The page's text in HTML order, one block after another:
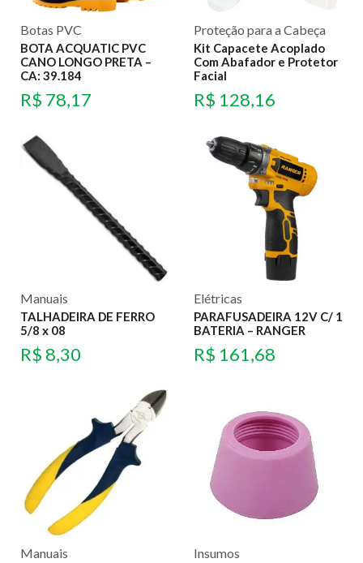
Botas PVC
BOTA ACQUATIC PVC
CANO LONGO PRETA –
CA: 39.184
R$ 78,17
Proteção para a Cabeça
Kit Capacete Acoplado
Com Abafador e Protetor
Facial
R$ 128,16
Manuais
TALHADEIRA DE FERRO
5/8 x 08
R$ 8,30
Elétricas
PARAFUSADEIRA 12V C/ 1
BATERIA – RANGER
R$ 161,68
Manuais Insumos